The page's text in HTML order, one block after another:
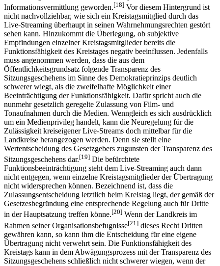
grundlegend gewandelt haben.
Rundfunk und Fernsehen sind
für die Bürger, mehr noch als die Druckpresse, die Medien der
Informationsvermittlung geworden.[18]Vor diesem Hintergrund ist
nicht nachvollziehbar, wie sich ein Kreistagsmitglied durch das
Live-Streaming überhaupt in seinen Wahrnehmungsrechten gestört
sehen kann. Hinzukommt die Überlegung, ob subjektive
Empfindungen einzelner Kreistagsmitglieder bereits die
Funktionsfähigkeit des Kreistages negativ beeinflussen. Jedenfalls
muss angenommen werden, dass die aus dem
Öffentlichkeitsgrundsatz folgende Transparenz des
Sitzungsgeschehens im Sinne des Demokratieprinzips deutlich
schwerer wiegt, als die zweifelhafte Möglichkeit einer
Beeinträchtigung der Funktionsfähigkeit. Dafür spricht auch die
nunmehr gesetzlich geregelte Zulassung von Film- und
Tonaufnahmen durch die Medien. Wenngleich es sich ausdrücklich
um ein Medienprivileg handelt, kann die Neuregelung für die
Zulässigkeit kreiseigener Live-Streams doch mittelbar für die
Landkreise herangezogen werden. Denn sie stellt eine
Wertentscheidung des Gesetzgebers zugunsten der Transparenz des
Sitzungsgeschehens dar.[19]Die befürchtete
Funktionsbeeinträchtigung steht dem Live-Streaming auch dann
nicht entgegen, wenn einzelne Kreistagsmitglieder der Übertragung
nicht widersprechen können. Bezeichnend ist, dass die
Zulassungsentscheidung letztlich beim Kreistag liegt, der gemäß der
Gesetzesbegründung eine entsprechende Regelung auch für Dritte
in der Hauptsatzung treffen könne.[20]Wenn der Landkreis im
Rahmen seiner Organisationsbefugnisse[21]dieses Recht Dritten
gewähren kann, so kann ihm die Entscheidung für eine eigene
Übertragung nicht verwehrt sein. Die Funktionsfähigkeit des